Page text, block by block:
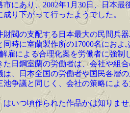
にあり、2002年1月30日、日本
り下がって行ったようでした。
閥の支配する日本最大の民間兵
時に室蘭製作所の17000名にお
雇による合理化案を労働者に強制
日鋼室蘭の労働者は、会社や組
、日本全国の労働者や国民各層
争議と同じく、会社の策略によ
いつ頃作られた作品かは知りま